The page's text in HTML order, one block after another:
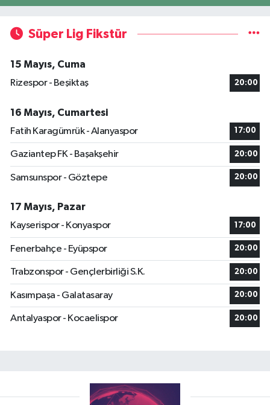
Süper Lig Fikstür
15 Mayıs, Cuma
Rizespor - Beşiktaş
20:00
16 Mayıs, Cumartesi
Fatih Karagümrük - Alanyaspor
17:00
Gaziantep FK - Başakşehir 20:00
Samsunspor - Göztepe 20:00
17 Mayıs, Pazar
Kayserispor - Konyaspor
17:00
Fenerbahçe - Eyüpspor 20:00
Trabzonspor - Gençlerbirliği S.K. 20:00
Kasımpaşa - Galatasaray 20:00
Antalyaspor - Kocaelispor 20:00